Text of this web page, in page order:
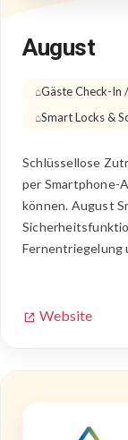
August
Gäste Check-
Smart Locks &
Schlüssellose
per Smartphone-
können. August
Fernentriegelung
Website